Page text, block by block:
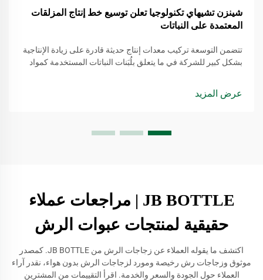
شينزن تشيهاي تكنولوجيا تعلن توسيع خط إنتاج المزلقات
المعتمدة على النباتات
تتضمن التوسعة تركيب معدات إنتاج حديثة قادرة على زيادة الإنتاجية
بشكل كبير للشركة في ما يتعلق بلُبَنات النباتات المستخدمة كمواد
عرض المزيد
JB BOTTLE | مراجعات عملاء
حقيقية لمنتجات عبوات الرش
اكتشف ما يقوله العملاء عن زجاجات الرش من JB BOTTLE. كمصدر
موثوق وزجاجات رش رخيصة ومورد لزجاجات الرش بدون هواء، نقدر آراء
العملاء حول الجودة والسعر والخدمة. اقرأ التقييمات من المشترين